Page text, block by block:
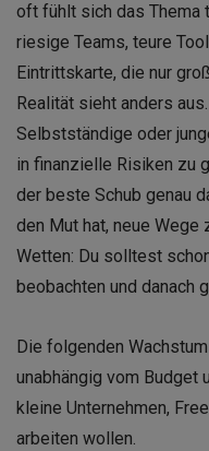
oft fühlt sich das Thema
riesige Teams, teure
Eintrittskarte, die nur
Realität sieht anders
Selbstständige oder
in finanzielle Risiken zu
der beste Schub genau
den Mut hat, neue
Wetten: Du solltest
beobachten und danach
Die folgenden
unabhängig vom Budget
kleine Unternehmen,
arbeiten wollen.